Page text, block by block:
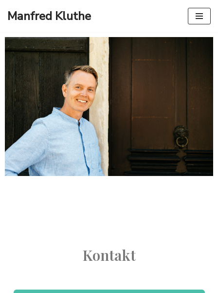
Inhalt
springen
Manfred Kluthe
Kontakt